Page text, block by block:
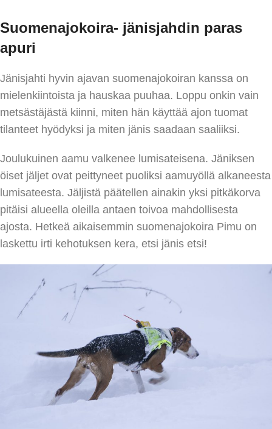
Suomenajokoira- jänisjahdin paras
apuri
Jänisjahti hyvin ajavan suomenajokoiran kanssa on
mielenkiintoista ja hauskaa puuhaa. Loppu onkin vain
metsästäjästä kiinni, miten hän käyttää ajon tuomat
tilanteet hyödyksi ja miten jänis saadaan saaliiksi.
Joulukuinen aamu valkenee lumisateisena. Jäniksen
öiset jäljet ovat peittyneet puoliksi aamuyöllä alkaneesta
lumisateesta. Jäljistä päätellen ainakin yksi pitkäkorva
pitäisi alueella oleilla antaen toivoa mahdollisesta
ajosta. Hetkeä aikaisemmin suomenajokoira Pimu on
laskettu irti kehotuksen kera, etsi jänis etsi!